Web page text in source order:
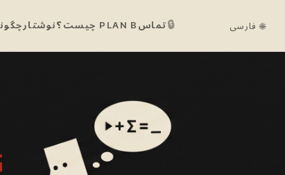
نوشتار PLAN B چیست؟ تماس🔒 🌐 فارسی